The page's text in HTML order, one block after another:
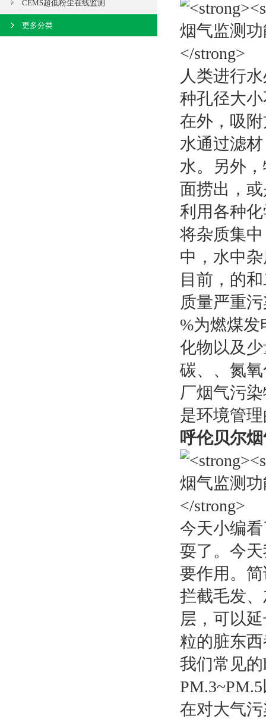
CEMS超低粉尘在线监测
更多分类
人类进行
种孔径大
在外，吸
水通过滤
水。另外
面捞出，
利用各种
将杂质集
中，水中
目前，的
质量严重
%为燃煤
化物以及
碳、、氮
厂烟气污
是环境管
呼伦贝尔
今天小编
耍了。今
要作用。
拦截毛发
层，可以
粒的脏东
我们常见
在对大气